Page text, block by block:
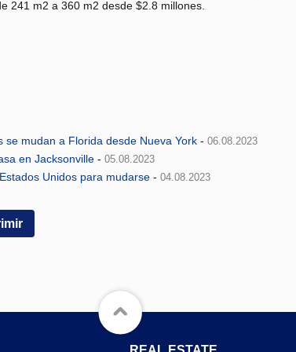
241 m2 a 360 m2 desde $2.8 millones.
mudan a Florida desde Nueva York - 06.08.2023
en Jacksonville - 05.08.2023
Unidos para mudarse - 04.08.2023